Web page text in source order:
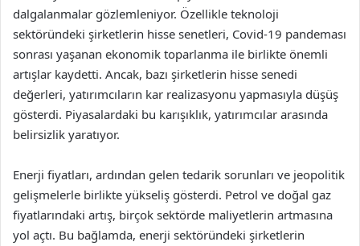
dalgalanmalar gözlemleniyor. Özellikle teknoloji
sektöründeki şirketlerin hisse senetleri, Covid-19 pandeması
sonrası yaşanan ekonomik toparlanma ile birlikte önemli
artışlar kaydetti. Ancak, bazı şirketlerin hisse senedi
değerleri, yatırımcıların kar realizasyonu yapmasıyla düşüş
gösterdi. Piyasalardaki bu karışıklık, yatırımcılar arasında
belirsizlik yaratıyor.
Enerji fiyatları, ardından gelen tedarik sorunları ve jeopolitik
gelişmelerle birlikte yükseliş gösterdi. Petrol ve doğal gaz
fiyatlarındaki artış, birçok sektörde maliyetlerin artmasına
yol açtı. Bu bağlamda, enerji sektöründeki şirketlerin